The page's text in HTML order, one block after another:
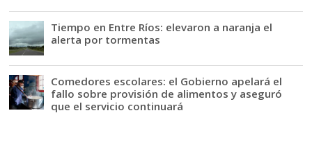
Tiempo en Entre Ríos: elevaron a naranja el
alerta por tormentas
Comedores escolares: el Gobierno apelará el
fallo sobre provisión de alimentos y aseguró
que el servicio continuará